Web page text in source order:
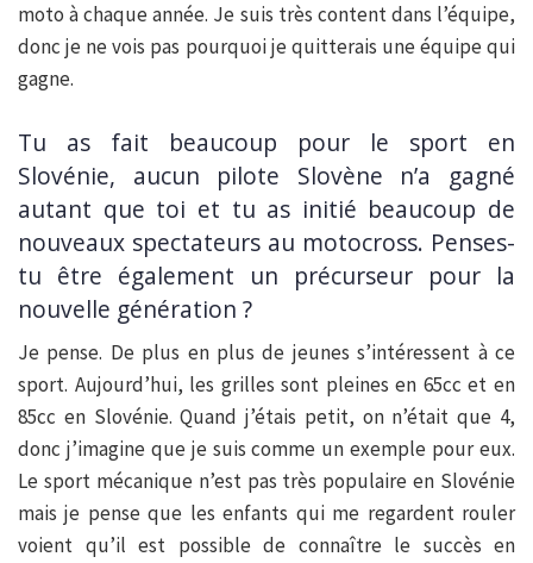
moto à chaque année. Je suis très content dans l’équipe,
donc je ne vois pas pourquoi je quitterais une équipe qui
gagne.
Tu as fait beaucoup pour le sport en
Slovénie, aucun pilote Slovène n’a gagné
autant que toi et tu as initié beaucoup de
nouveaux spectateurs au motocross. Penses-
tu être également un précurseur pour la
nouvelle génération ?
Je pense. De plus en plus de jeunes s’intéressent à ce
sport. Aujourd’hui, les grilles sont pleines en 65cc et en
85cc en Slovénie. Quand j’étais petit, on n’était que 4,
donc j’imagine que je suis comme un exemple pour eux.
Le sport mécanique n’est pas très populaire en Slovénie
mais je pense que les enfants qui me regardent rouler
voient qu’il est possible de connaître le succès en